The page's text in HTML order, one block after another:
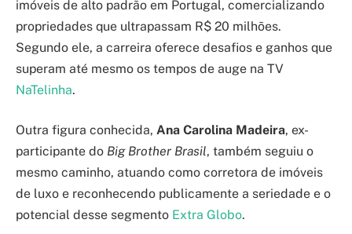
imóveis de alto padrão em Portugal, comercializando
propriedades que ultrapassam R$ 20 milhões.
Segundo ele, a carreira oferece desafios e ganhos que
superam até mesmo os tempos de auge na TV
NaTelinha.
Outra figura conhecida, Ana Carolina Madeira, ex-
participante do Big Brother Brasil, também seguiu o
mesmo caminho, atuando como corretora de imóveis
de luxo e reconhecendo publicamente a seriedade e o
potencial desse segmento Extra Globo.